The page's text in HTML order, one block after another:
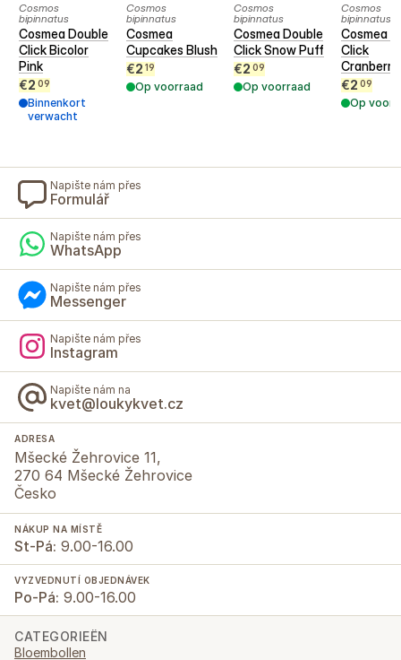
Cosmos
bipinnatus
Cosmea Double
Click Bicolor
Pink
€2 09
Binnenkort
verwacht
Cosmos
bipinnatus
Cosmea
Cupcakes Blush
€2 19
Op voorraad
Cosmos
bipinnatus
Cosmea Double
Click Snow Puff
€2 09
Op voorraad
Cosmos
bipinnatus
Cosmea
Click
€2 09
Op
Napište nám přes
Formulář
Napište nám přes
WhatsApp
Napište nám přes
Messenger
Napište nám přes
Instagram
Napište nám na
kvet@loukykvet.cz
ADRESA
Mšecké Žehrovice 11,
270 64 Mšecké Žehrovice
Česko
NÁKUP NA MÍSTĚ
St-Pá: 9.00-16.00
VYZVEDNUTÍ OBJEDNÁVEK
Po-Pá: 9.00-16.00
CATEGORIEËN
Bloembollen